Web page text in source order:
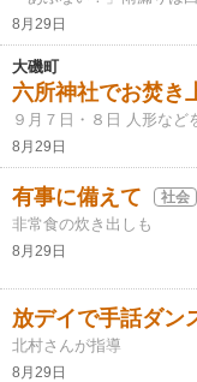
8月29日
大磯町
六所神社でお焚き
９月７日・８日 人形など
8月29日
有事に備えて 社会
非常食の炊き出しも
8月29日
放デイで手話ダン
北村さんが指導
8月29日